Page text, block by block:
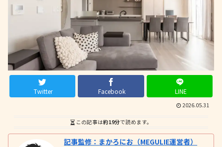
Twitter Facebook LINE
2026.05.31
この記事は約19分で読めます。
記事監修：まかろにお（MEGULIE運営者）